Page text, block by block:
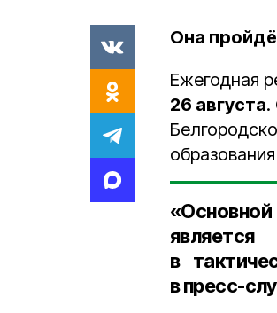
Она
Ежегодная
26 августа.
в
в пресс-